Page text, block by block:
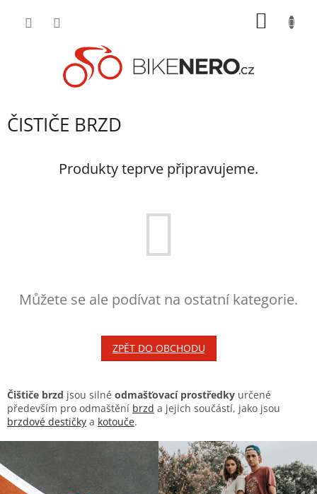
ČISTIČE BRZD
Produkty teprve připravujeme.
Můžete se ale podívat na ostatní kategorie.
ZPĚT DO OBCHODU
Čištiče brzd jsou silné odmašťovací prostředky určené
především pro odmaštění brzd a jejich součástí, jako jsou
brzdové destičky a kotouče.